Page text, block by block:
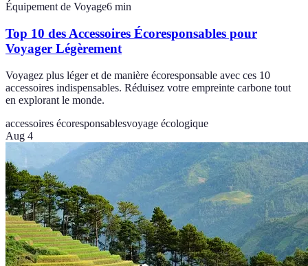
Équipement de Voyage6 min
Top 10 des Accessoires Écoresponsables pour
Voyager Légèrement
Voyagez plus léger et de manière écoresponsable avec ces 10
accessoires indispensables. Réduisez votre empreinte carbone tout
en explorant le monde.
accessoires écoresponsablesvoyage écologique
Aug 4